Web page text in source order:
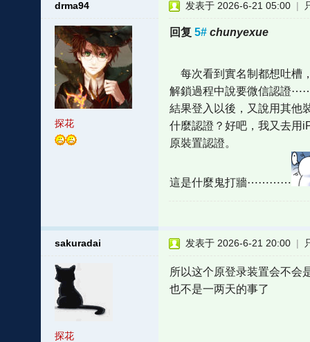
drma94
探花
发表于 2026-6-21 05:00 |
回复 5# chunyexue
每次看到實名制都想吐槽
解鎖過程中說要微信認證
結果登入以後，又說用其他
什麼認證？好吧，我又去用
原裝置認證。
這是什麼鬼打牆⋯⋯⋯⋯
sakuradai
探花
发表于 2026-6-21 20:00 |
所以这个原登录装置会不会
也不是一两天的事了